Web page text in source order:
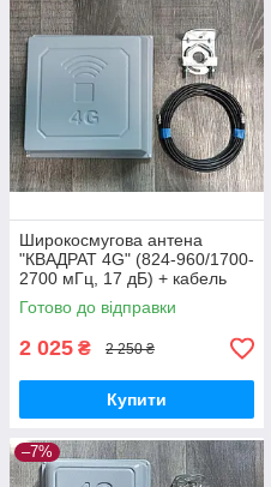
Широкосмугова антена
"КВАДРАТ 4G" (824-960/1700-
2700 мГц, 17 дБ) + кабель
RG58 15 метрів
Готово до відправки
2 025 ₴ 2 250 ₴
Купити
–7%